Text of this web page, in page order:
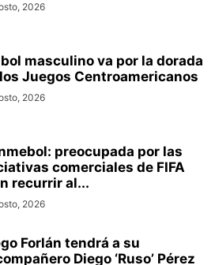
2026
masculino va por la dorada
Juegos Centroamericanos
2026
preocupada por las
comerciales de FIFA
recurrir al...
2026
Forlán tendrá a su
Diego ‘Ruso’ Pérez